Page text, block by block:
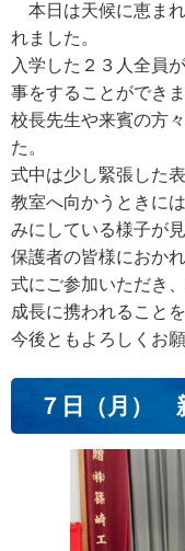
本日は天候に恵ま
れました。
入学した２３人全員
事をすることができま
校長先生や来賓の方
た。
式中は少し緊張した
教室へ向かうときに
みにしている様子が
保護者の皆様におか
式にご参加いただき
成長に携われること
今後ともよろしくお願
７日（月）